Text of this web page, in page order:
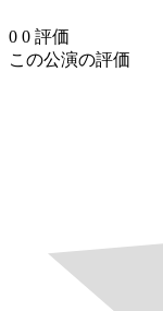
0 0 評価
この公演の評価